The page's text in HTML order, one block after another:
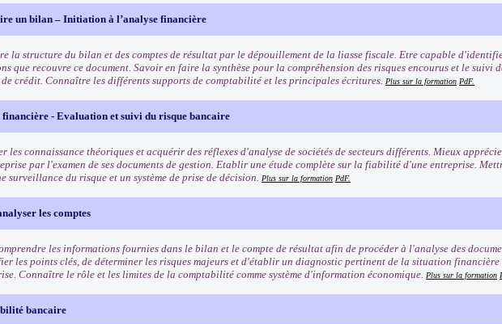
un bilan – Initiation à l’analyse financière
la structure du bilan et des comptes de résultat par le dépouillement de la liasse fiscale. Etre capable
que recouvre ce document. Savoir en faire la synthèse pour la compréhension des risques encourus et le suivi
de crédit. Connaître les différents supports de comptabilité et les principales écritures. Plus sur la formation PdF.
financière - Evaluation et suivi du risque bancaire
les connaissance théoriques et acquérir des réflexes d'analyse de sociétés de secteurs différents. Mieux
par l'examen de ses documents de gestion. Etablir une étude complète sur la fiabilité d'une entreprise.
surveillance du risque et un système de prise de décision. Plus sur la formation PdF.
les comptes
les informations fournies dans le bilan et le compte de résultat afin de procéder à l'analyse des
les points clés, de déterminer les risques majeurs et d'établir un diagnostic pertinent de la situation financière
Connaître le rôle et les limites de la comptabilité comme système d'information économique. Plus sur la formation
bancaire